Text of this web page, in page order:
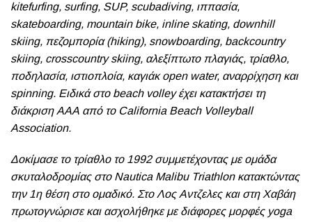
kitefurfing, surfing, SUP, scubadiving, ιππασία,
skateboarding, mountain bike, inline skating, downhill
skiing, πεζομπορία (hiking), snowboarding, backcountry
skiing, crosscountry skiing, αλεξίπτωτο πλαγιάς, τρίαθλο,
ποδηλασία, ιστιοπλοία, καγιάκ open water, αναρρίχηση και
spinning. Eιδικά στο beach volley έχει κατακτήσει τη
διάκριση ΑΑΑ από το California Beach Volleyball
Association.
Δοκίμασε το τρίαθλο το 1992 συμμετέχοντας με ομάδα
σκυταλοδρομίας στο Nautica Malibu Triathlon κατακτώντας
την 1η θέση στο ομαδικό. Στο Λος Αντζελες και στη Χαβάη
πρωτογνώρισε και ασχολήθηκε με διάφορες μορφές yoga